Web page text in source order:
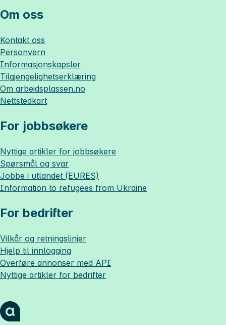
Om oss
Kontakt oss
Personvern
Informasjonskapsler
Tilgjengelighetserklæring
Om arbeidsplassen.no
Nettstedkart
For jobbsøkere
Nyttige artikler for jobbsøkere
Spørsmål og svar
Jobbe i utlandet (EURES)
Information to refugees from Ukraine
For bedrifter
Vilkår og retningslinjer
Hjelp til innlogging
Overføre annonser med API
Nyttige artikler for bedrifter